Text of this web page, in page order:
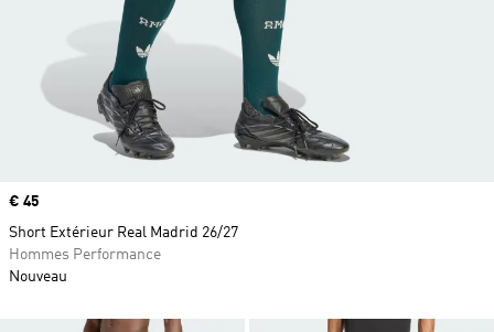
Prix
€ 45
Short Extérieur Real Madrid 26/27
Hommes Performance
Nouveau